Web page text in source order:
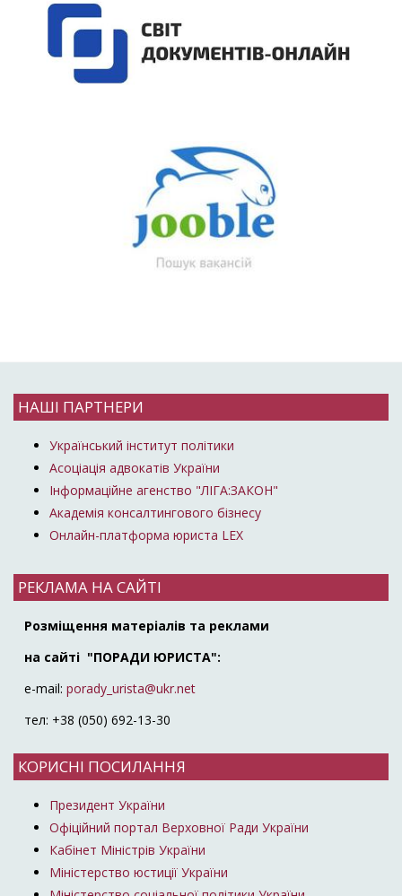
НАШІ ПАРТНЕРИ
Український інститут політики
Асоціація адвокатів України
Інформаційне агенство "ЛІГА:ЗАКОН"
Академія консалтингового бізнесу
Онлайн-платформа юриста LEX
РЕКЛАМА НА САЙТІ
Розміщення матеріалів та реклами
на сайті "ПОРАДИ ЮРИСТА":
e-mail: porady_urista@ukr.net
тел: +38 (050) 692-13-30
КОРИСНІ ПОСИЛАННЯ
Президент України
Офіційний портал Верховної Ради України
Кабінет Міністрів України
Міністерство юстиції України